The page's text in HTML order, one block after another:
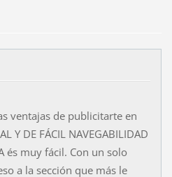
ventajas de publicitarte en
Y DE FÁCIL NAVEGABILIDAD
és muy fácil. Con un solo
a la sección que más le